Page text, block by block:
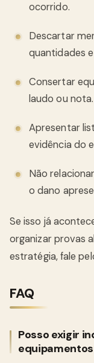
ocorrido.
Descartar
quantidades
Consertar
laudo ou nota.
Apresentar
evidência do
Não
o dano
Se isso já
organizar provas
estratégia, fale
FAQ
Posso exigir